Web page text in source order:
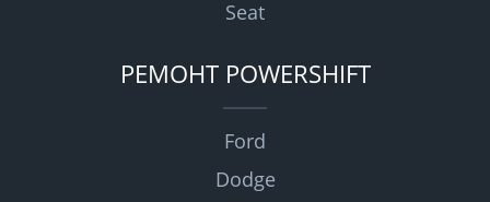
Seat
РЕМОНТ POWERSHIFT
Ford
Dodge